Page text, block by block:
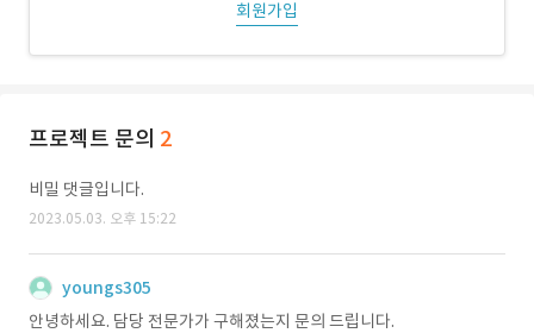
회원가입
프로젝트 문의 2
비밀 댓글입니다.
2023.05.03. 오후 15:22
youngs305
안녕하세요. 담당 전문가가 구해졌는지 문의 드립니다.